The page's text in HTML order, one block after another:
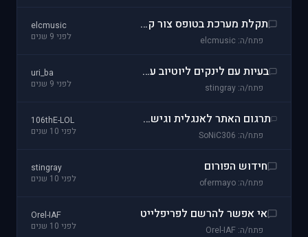
תקלת מערכת בטופס צור קשר
פתח/ה: elcmusic
elcmusic
לפני 9 שנים
בעיות עם לינקים ליוטיוב עם https
פתח/ה: stingray
uri_ba
לפני 9 שנים
תרגום האתר לאנגלית וגישה לקהילה העולמית
פתח/ה: SoNiC306
106thE-LOL
לפני 10 שנים
חידוש הפורום
פתח/ה: ofermayo
stingray
לפני 10 שנים
אי אפשר להרשם לפריפלייט
פתח/ה: Orel-IAF
Orel-IAF
לפני 10 שנים